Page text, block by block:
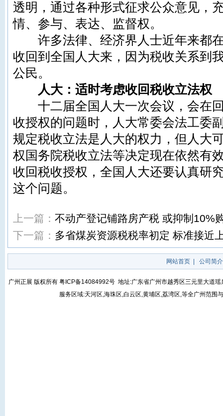
透明，通过各种形式征求公众意见，
情、参与、表达、监督权。
许多法律、经济界人士近年来都在
收回到全国人大来，因为税收关系到
公民。
人大：适时考虑收回税收立法权
十二届全国人大一次会议，会在回
收授权的问题时，人大常委会法工委
规定税收立法是人大的权力，但人大
权国务院税收立法等决定现在依然有
收回税收授权，全国人大还要认真研
这个问题。
上一篇： 不动产登记铺路房产税 或抑制10%
下一篇： 多省煤炭资源税税率初定 标准接近
网站首页 公司简介
广州正展 版权所有 粤ICP备14084992号 地址:广东省广州市越秀区三元里大道
服务区域:天河区,海珠区,白云区,黄埔区,荔湾区,等全广州范围与